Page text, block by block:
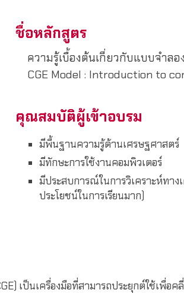
ชื่อหลักสูตร
ความรู้เบื้องต้นเกี่ยวกับแบบจำล
CGE Model : Introduction to
คุณสมบัติผู้เข้าอบรม
มีพื้นฐานความรู้ด้านเศรษฐศาสตร์
มีทักษะการใช้งานคอมพิวเตอร์
มีประสบการณ์ในการวิเคราะห์ทา
ประโยชน์ในการเรียนมาก)
เป็นเครื่องมือที่สามารถประยุกต์ใช้เพื่อ